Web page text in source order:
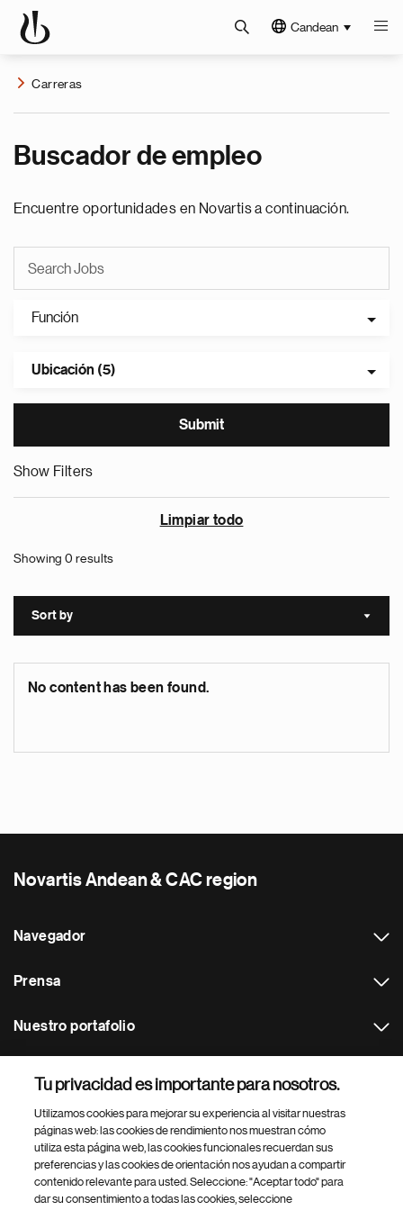
Candean
Carreras
Buscador de empleo
Encuentre oportunidades en Novartis a continuación.
Función
Ubicación (5)
Show Filters
Limpiar todo
Showing 0 results
Sort by Sort
No content has been found.
Novartis Andean & CAC region
Navegador
Prensa
Nuestro portafolio
Footer Site Search
Tu privacidad es importante para nosotros.
Utilizamos cookies para mejorar su experiencia al visitar nuestras
páginas web: las cookies de rendimiento nos muestran cómo
utiliza esta página web, las cookies funcionales recuerdan sus
preferencias y las cookies de orientación nos ayudan a compartir
contenido relevante para usted. Seleccione: "Aceptar todo" para
dar su consentimiento a todas las cookies, seleccione